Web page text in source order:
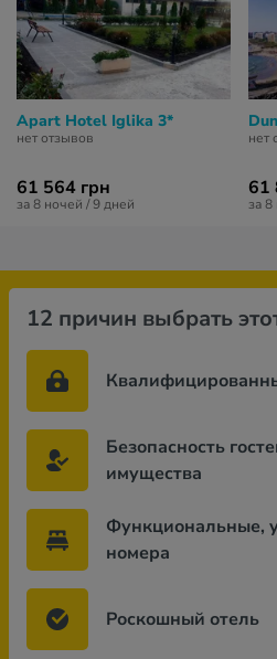
Apart Hotel Iglika 3*
нет отзывов
61 564 грн
за 8 ночей / 9 дней
нет
61
за 8
12 причин выбрать
Безопасность
имущества
Функциональные,
номера
Роскошный отель